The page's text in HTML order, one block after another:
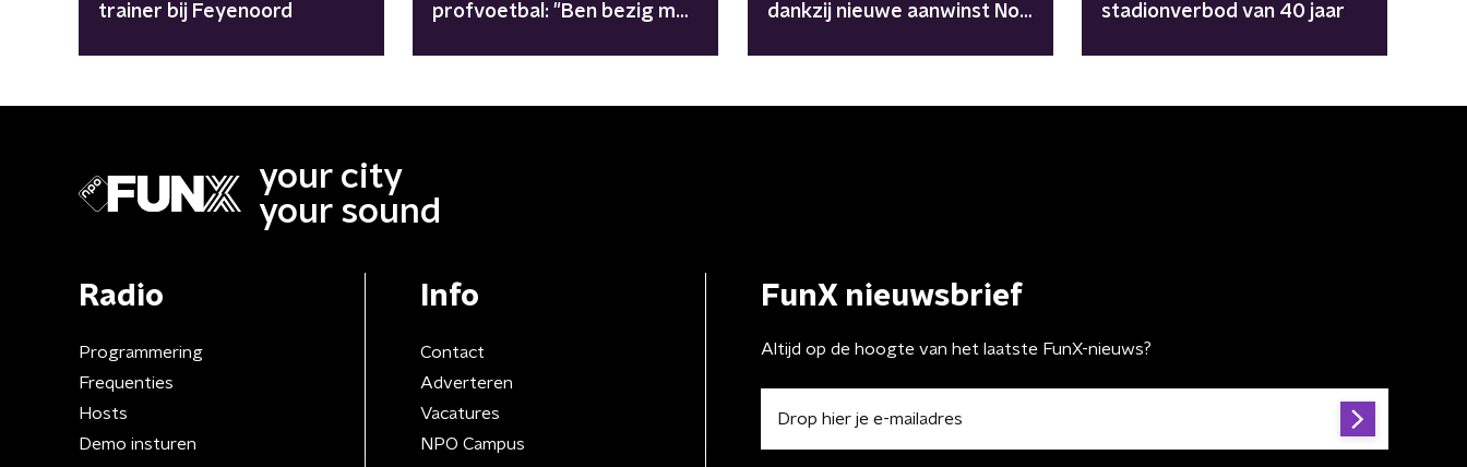
trainer bij Feyenoord
profvoetbal: "Ben bezig met
dankzij nieuwe aanwinst Noa
stadionverbod van 40 jaar
your city
your sound
Radio
Programmering
Frequenties
Hosts
Demo insturen
Info
Contact
Adverteren
Vacatures
NPO Campus
FunX nieuwsbrief
Altijd op de hoogte van het laatste FunX-nieuws?